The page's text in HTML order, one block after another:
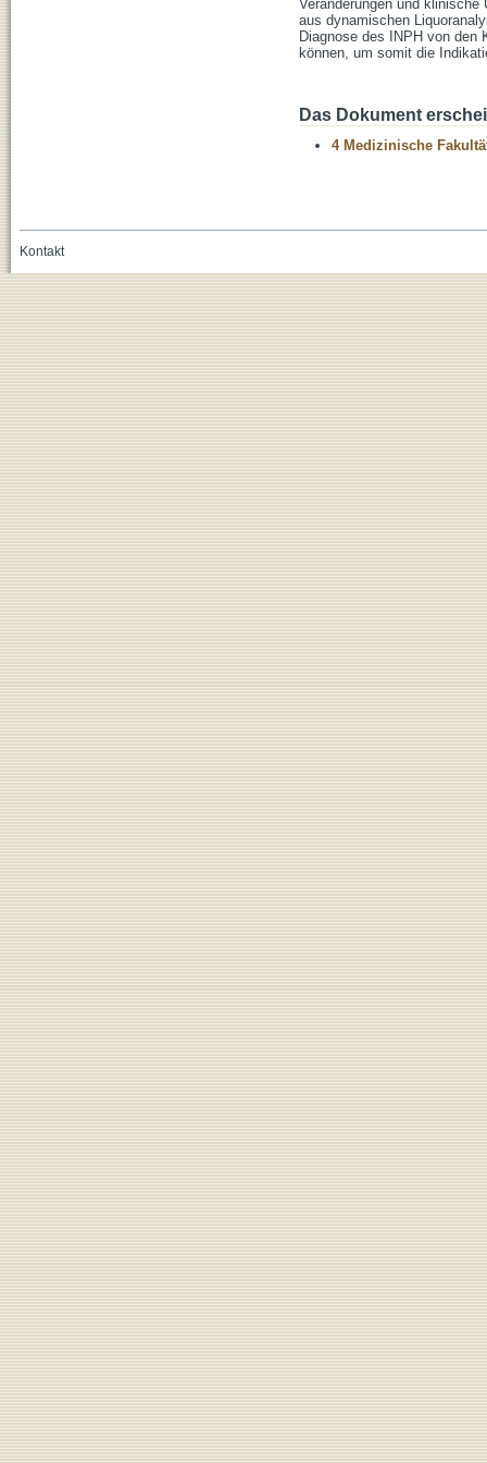
Veränderungen und
aus dynamischen
Diagnose des INPH von den
können, um somit die
Das Dokument
4 Medizinische
Kontakt